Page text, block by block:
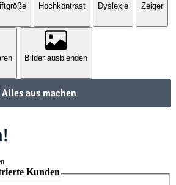
Hochkontrast Dyslexie Zeiger
Bilder ausblenden
Alles aus machen
Kunden